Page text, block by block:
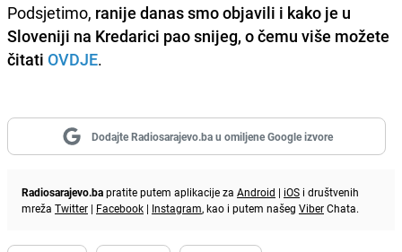
Podsjetimo, ranije danas smo objavili i kako je u
Sloveniji na Kredarici pao snijeg, o čemu više možete
čitati OVDJE.
Dodajte Radiosarajevo.ba u omiljene Google izvore
Radiosarajevo.bapratite putem aplikacije za Android | iOS i društvenih
mreža Twitter | Facebook | Instagram, kao i putem našeg ViberChata.